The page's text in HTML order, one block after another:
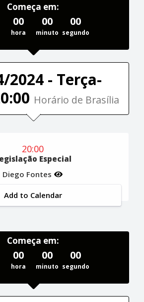
Começa em:
00
hora
00
minuto
00
segundo
2024 - Terça-
Horário de Brasília
20:00
Especial
Diego Fontes
Add to Calendar
Começa em:
00
hora
00
minuto
00
segundo